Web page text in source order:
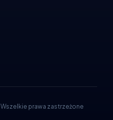
Wszelkie prawa zastrzeżone